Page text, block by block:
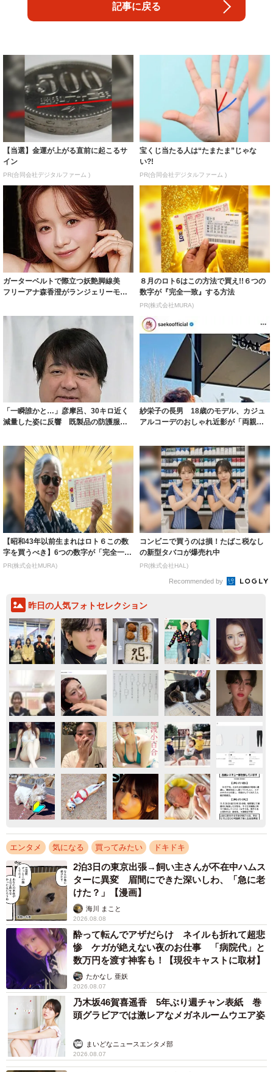
記事に戻る
【当選】金運が上がる直前に起こるサ
イン
PR(合同会社デジタルファーム )
宝くじ当たる人は“たまたま”じゃな
い?!
PR(合同会社デジタルファーム )
ガーターベルトで際立つ妖艶脚線美
フリーアナ森香澄がランジェリーモデ
８月のロト6はこの方法で買え!!６つの
数字が『完全一致』する方法
PR(株式会社MURA)
「一瞬誰かと…」彦摩呂、30キロ近く
減量した姿に反響 既製品の防護服が
紗栄子の長男 18歳のモデル、カジュ
アルコーデのおしゃれ近影が「両親の
【昭和43年以前生まれはロト６この数
字を買うべき】6つの数字が「完全一
致」する方...
PR(株式会社MURA)
コンビニで買うのは損！たばこ税なし
の新型タバコが爆売れ中
PR(株式会社HAL)
Recommended by
昨日の人気フォトセレクション
エンタメ 気になる 買ってみたい ドキドキ
2泊3日の東京出張→飼い主さんが不在中ハムス
ターに異変 眉間にできた深いしわ、「急に老
けた？」【漫画】
海川 まこと
2026.08.08
酔って転んでアザだらけ ネイルも折れて超悲
惨 ケガが絶えない夜のお仕事 「病院代」と
数万円を渡す神客も！【現役キャストに取材】
たかなし 亜妖
2026.08.07
乃木坂46賀喜遥香 5年ぶり週チャン表紙 巻
頭グラビアでは激レアなメガネルームウエア姿
まいどなニュースエンタメ部
2026.08.07